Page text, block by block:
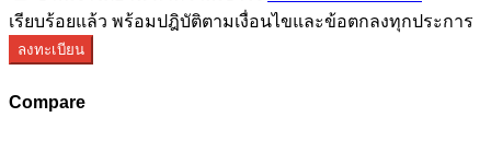
เรียบร้อยแล้ว พร้อมปฎิบัติตามเงื่อนไขและข้อตกลงทุกประการ
ลงทะเบียน
Compare